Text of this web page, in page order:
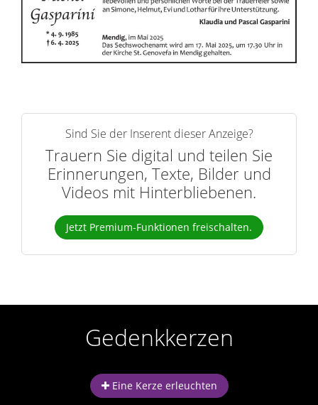
r
Sind Sie der Inserent dieser Anzeige?
Trauern Sie digital und teilen Sie
Erinnerungen, Texte, Bilder und
Videos mit Hinterbliebenen.
Jetzt Premium-Funktionen freischalten.
Gedenkkerzen
Eine Kerze erleuchten